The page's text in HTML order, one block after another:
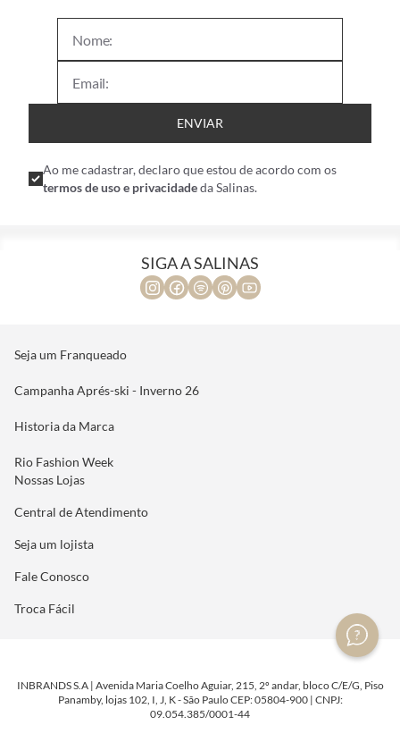
ENVIAR
Ao me cadastrar, declaro que estou de acordo com os
termos de uso e privacidadeda Salinas.
SIGA A SALINAS
Seja um Franqueado
Campanha Aprés-ski - Inverno 26
Historia da Marca
Rio Fashion Week
Nossas Lojas
Central de Atendimento
Seja um lojista
Fale Conosco
Troca Fácil
INBRANDS S.A | Avenida Maria Coelho Aguiar, 215, 2º andar, bloco C/E/G, Piso
Panamby, lojas 102, I, J, K - São Paulo CEP: 05804-900 | CNPJ:
09.054.385/0001-44